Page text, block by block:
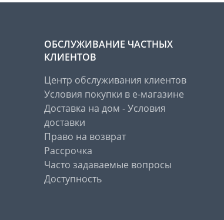
ОБСЛУЖИВАНИЕ ЧАСТНЫХ
КЛИЕНТОВ
Центр обслуживания клиентов
Условия покупки в е-магазине
Доставка на дом - Условия
доставки
Право на возврат
Рассрочка
Часто задаваемые вопросы
Доступность